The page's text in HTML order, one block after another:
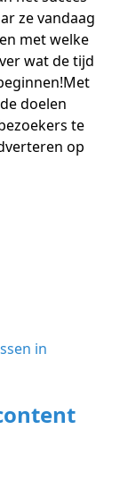
ze vandaag
met welke
wat de tijd
doelen
te
op